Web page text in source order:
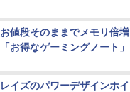
お値段そのままでメモリ倍
「お得なゲーミングノート」
レイズのパワーデザインホ